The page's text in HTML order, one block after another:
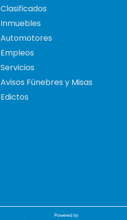
Clasificados
Inmuebles
Automotores
Empleos
Servicios
Avisos Fúnebres y Misas
Edictos